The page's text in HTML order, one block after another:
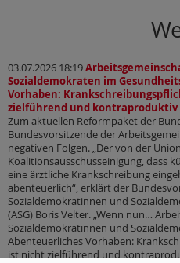
03.07.2026 18:19
Sozialdemokraten im
Vorhaben:
zielführend und kontraproduktiv
Zum aktuellen Reformpaket der
Bundesvorsitzende der
negativen Folgen. „Der von der
Koalitionsausschusseinigung, dass
eine ärztliche Krankschreibung
abenteuerlich“, erklärt der
Sozialdemokratinnen und
(ASG) Boris Velter. „Wenn nun…
Sozialdemokratinnen und
Abenteuerliches Vorhaben:
ist nicht zielführend und